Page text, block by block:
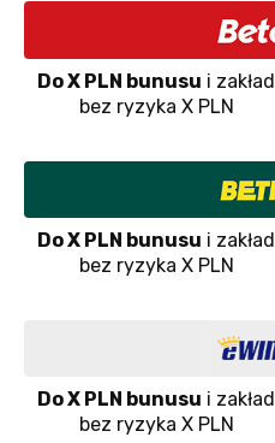
Do X PLN bunusu i zakład
bez ryzyka X PLN
Do X PLN bunusu i zakład
bez ryzyka X PLN
Do X PLN bunusu i zakład
bez ryzyka X PLN